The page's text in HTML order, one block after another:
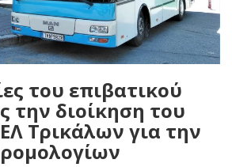
του επιβατικού
την διοίκηση του
Τρικάλων για την